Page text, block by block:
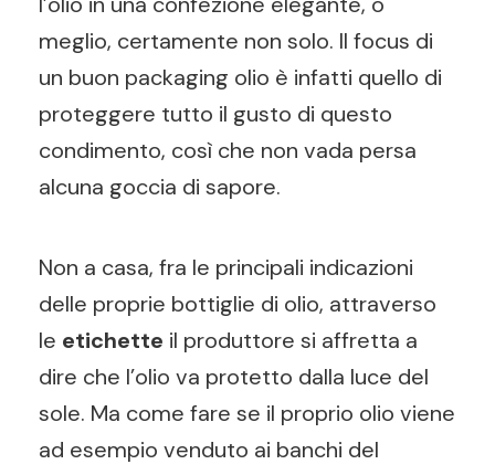
meglio, certamente non solo. Il focus di
un buon packaging olio è infatti quello di
proteggere tutto il gusto di questo
condimento, così che non vada persa
alcuna goccia di sapore.
Non a casa, fra le principali indicazioni
delle proprie bottiglie di olio, attraverso
le etichette il produttore si affretta a
dire che l’olio va protetto dalla luce del
sole. Ma come fare se il proprio olio viene
ad esempio venduto ai banchi del